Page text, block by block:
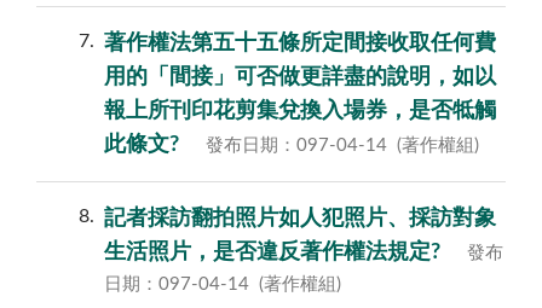
7
著作權法第五十五條所定間接收取任何費
用的「間接」可否做更詳盡的說明，如以
報上所刊印花剪集兌換入場券，是否牴觸
此條文?
發布日期：097-04-14 (著作權組)
8
記者採訪翻拍照片如人犯照片、採訪對象
生活照片，是否違反著作權法規定?
發布
日期：097-04-14 (著作權組)